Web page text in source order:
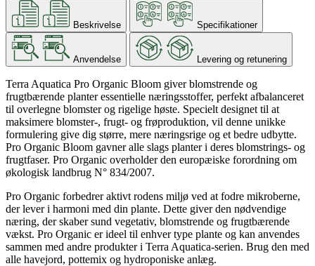
Beskrivelse Specifikationer
Anvendelse Levering og retunering
Terra Aquatica Pro Organic Bloom giver blomstrende og
frugtbærende planter essentielle næringsstoffer, perfekt afbalanceret
til overlegne blomster og rigelige høste. Specielt designet til at
maksimere blomster-, frugt- og frøproduktion, vil denne unikke
formulering give dig større, mere næringsrige og et bedre udbytte.
Pro Organic Bloom gavner alle slags planter i deres blomstrings- og
frugtfaser. Pro Organic overholder den europæiske forordning om
økologisk landbrug N° 834/2007.
Pro Organic forbedrer aktivt rodens miljø ved at fodre mikroberne,
der lever i harmoni med din plante. Dette giver den nødvendige
næring, der skaber sund vegetativ, blomstrende og frugtbærende
vækst. Pro Organic er ideel til enhver type plante og kan anvendes
sammen med andre produkter i Terra Aquatica-serien. Brug den med
alle havejord, pottemix og hydroponiske anlæg.